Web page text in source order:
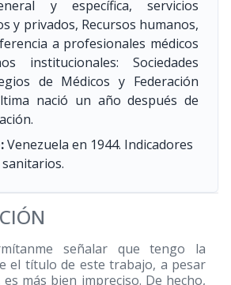
y específica, servicios
y privados, Recursos humanos,
a profesionales médicos
institucionales: Sociedades
de Médicos y Federación
nació un año después de
Venezuela en 1944. Indicadores
señalar que tengo la
el título de este trabajo, a pesar
más bien impreciso. De hecho,